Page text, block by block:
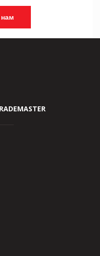
нам